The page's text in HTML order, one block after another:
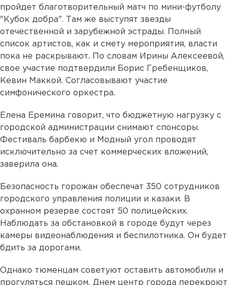
пройдет благотворительный матч по мини-футболу
"Кубок добра". Там же выступят звезды
отечественной и зарубежной эстрады. Полный
список артистов, как и смету мероприятия, власти
пока не раскрывают. По словам Ирины Алексеевой,
свое участие подтвердили Борис Гребенщиков,
Кевин Маккой. Согласовывают участие
симфонического оркестра.
Елена Еремина говорит, что бюджетную нагрузку с
городской администрации снимают спонсоры.
Фестиваль барбекю и Модный угол проводят
исключительно за счет коммерческих вложений,
заверила она.
Безопасность горожан обеспечат 350 сотрудников
городского управления полиции и казаки. В
охранном резерве состоят 50 полицейских.
Наблюдать за обстановкой в городе будут через
камеры видеонаблюдения и беспилотника. Он будет
бдить за дорогами.
Однако тюменцам советуют оставить автомобили и
прогуляться пешком. Днем центр города перекроют